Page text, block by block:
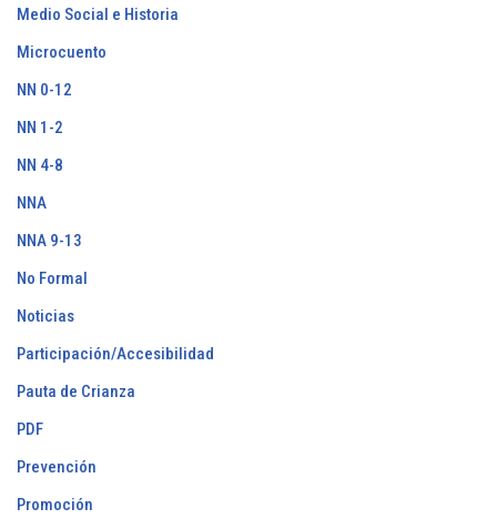
Medio Social e Historia
Microcuento
NN 0-12
NN 1-2
NN 4-8
NNA
NNA 9-13
No Formal
Noticias
Participación/Accesibilidad
Pauta de Crianza
PDF
Prevención
Promoción